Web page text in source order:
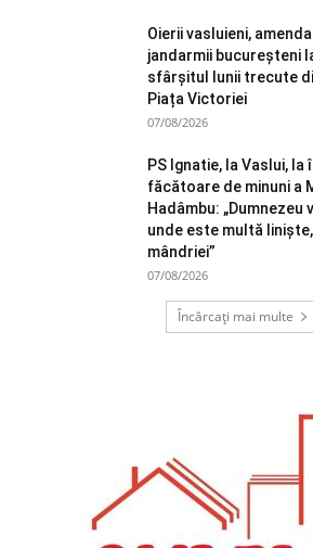
Oierii vasluieni,
jandarmii bucureșteni
sfârșitul lunii trecute
Piața Victoriei
07/08/2026
PS Ignatie, la Vaslui,
făcătoare de minuni a
Hadâmbu:
unde este multă
mândriei”
07/08/2026
Încărcați mai multe